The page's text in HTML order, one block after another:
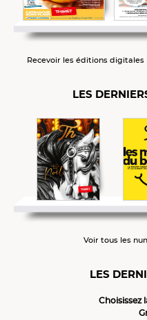
Recevoir les éditions digitales
LES
Voir tous les
LES
Choisissez